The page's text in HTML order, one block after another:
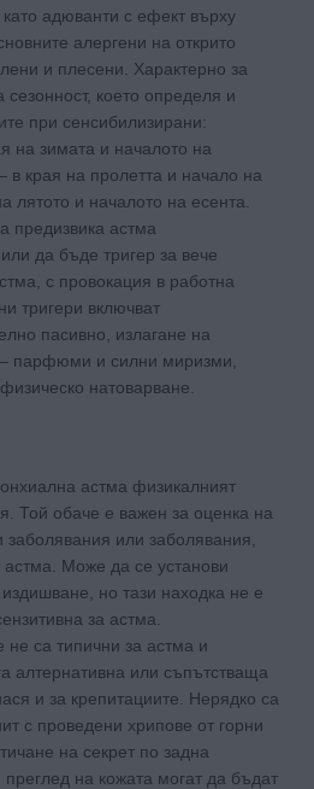
адюванти с ефект върху
алергени на открито
и плесени. Характерно за
сезонност, което определя и
при сенсибилизирани:
на зимата и началото на
в края на пролетта и начало на
лятото и началото на есента.
предизвика астма
да бъде тригер за вече
с провокация в работна
тригери включват
пасивно, излагане на
– парфюми и силни миризми,
натоварване.
астма физикалният
Той обаче е важен за оценка на
или заболявания,
астма. Може да се установи
но тази находка не е
за астма.
не са типични за астма и
алтернативна или съпътстваща
и за крепитациите. Нерядко са
с проведени хрипове от горни
на секрет по задна
на кожата могат да бъдат